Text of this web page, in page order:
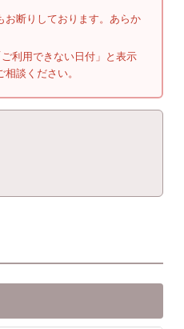
お断りしております。あらか
利用できない日付」と表示
談ください。